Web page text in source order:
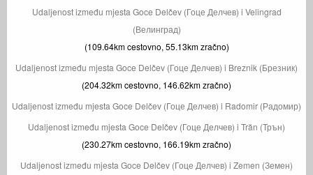
Udaljenost između mjesta Goce Delčev (Гоце Делчев) i Velingrad
(Велинград)
(109.64km cestovno, 55.13km zračno)
Udaljenost između mjesta Goce Delčev (Гоце Делчев) i Breznik (Брезник)
(204.32km cestovno, 146.62km zračno)
Udaljenost između mjesta Goce Delčev (Гоце Делчев) i Radomir (Радомир)
Udaljenost između mjesta Goce Delčev (Гоце Делчев) i Trăn (Трън)
(230.27km cestovno, 166.19km zračno)
Udaljenost između mjesta Goce Delčev (Гоце Делчев) i Zemen (Земен)